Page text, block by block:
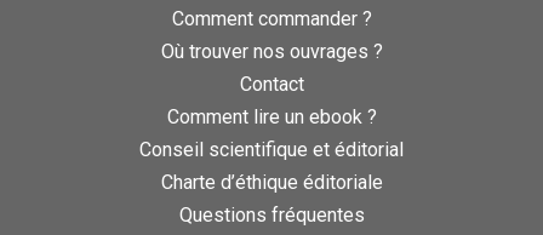
Comment commander ?
Où trouver nos ouvrages ?
Contact
Comment lire un ebook ?
Conseil scientifique et éditorial
Charte d’éthique éditoriale
Questions fréquentes